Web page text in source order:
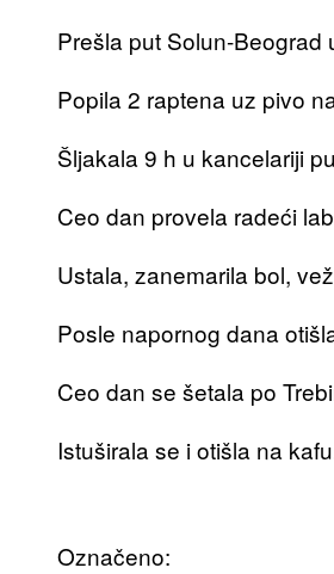
Prešla put Solun-Beograd
Popila 2 raptena uz pivo
Šljakala 9 h u kancelariji
Ceo dan provela radeći
Ustala, zanemarila bol,
Posle napornog dana
Ceo dan se šetala po
Istuširala se i otišla na
Označeno: